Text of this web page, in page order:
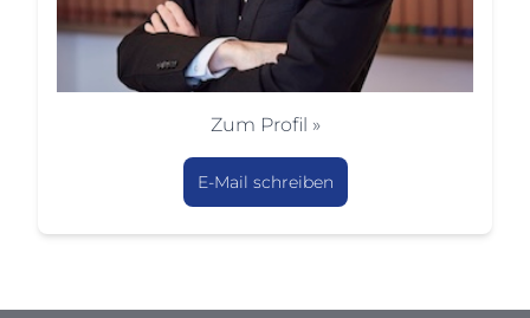
Zum Profil »
E-Mail schreiben